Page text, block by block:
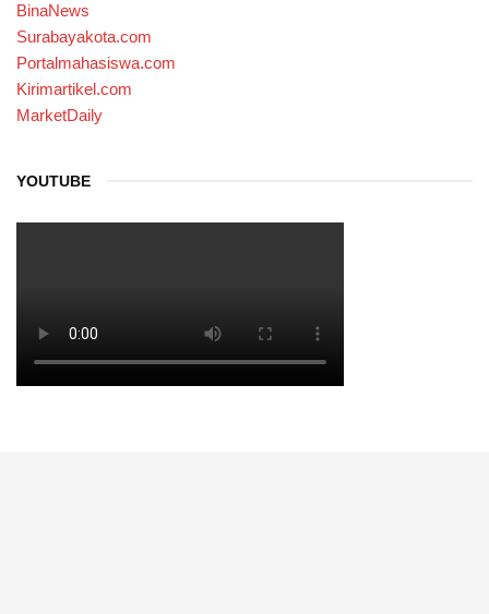
BinaNews
Surabayakota.com
Portalmahasiswa.com
Kirimartikel.com
MarketDaily
YOUTUBE